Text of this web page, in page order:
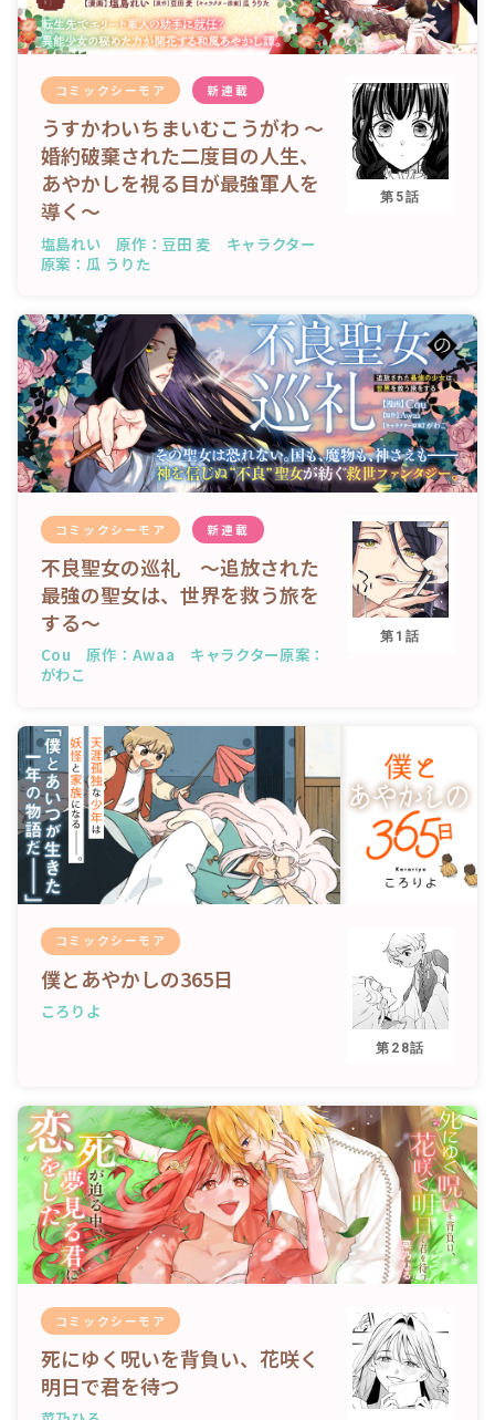
コミックシーモア 新連載
うすかわいちまいむこうがわ ～
婚約破棄された二度目の人生、
あやかしを視る目が最強軍人を
導く～
塩島れい 原作：豆田 麦 キャラクター
原案：瓜 うりた
第5話
コミックシーモア 新連載
不良聖女の巡礼 ～追放された
最強の聖女は、世界を救う旅を
する～
Cou 原作：Awaa キャラクター原案：
がわこ
第1話
コミックシーモア
僕とあやかしの365日
ころりよ
第28話
コミックシーモア
死にゆく呪いを背負い、花咲く
明日で君を待つ